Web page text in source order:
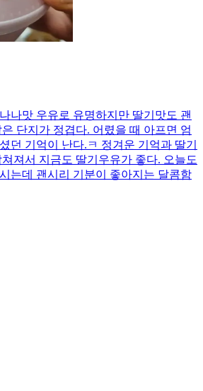
나맛 우유로 유명하지만 딸기맛도 괜
단지가 정겹다. 어렸을 때 아프면 엄
던 기억이 난다.ㅋ 정겨운 기억과 딸기
져서 지금도 딸기우유가 좋다. 오늘도
는데 괜시리 기분이 좋아지는 달콤함